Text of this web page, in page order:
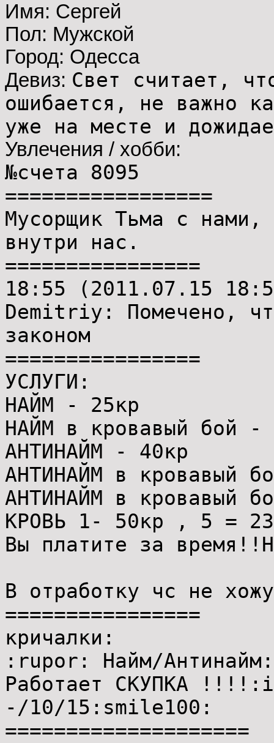
Имя: Сергей
Пол: Мужской
Город: Одесса
Девиз: Свет считает,
ошибается, не важно
уже на месте и
Увлечения / хобби:
№счета 8095
=================
Мусорщик Тьма с
внутри нас.
================
18:55 (2011.07.15
Demitriy: Помечено,
законом
================
УСЛУГИ:
НАЙМ - 25кр
НАЙМ в кровавый бой
АНТИНАЙМ - 40кр
АНТИНАЙМ в кровавый
АНТИНАЙМ в кровавый
КРОВЬ 1- 50кр , 5 =
Вы платите за
В отработку чс не
================
кричалки:
:rupor: Найм/
Работает СКУПКА
-/10/15:smile100:
====================